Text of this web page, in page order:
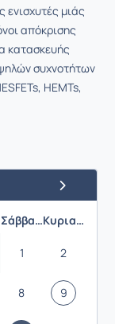
μιάς
απόκρισης
κατασκευής
συχνοτήτων
HEMTs,
Επόμενος
Σάββατο Κυριακή
1 2
8 9